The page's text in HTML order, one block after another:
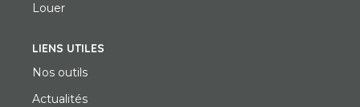
Louer
LIENS UTILES
Nos outils
Actualités